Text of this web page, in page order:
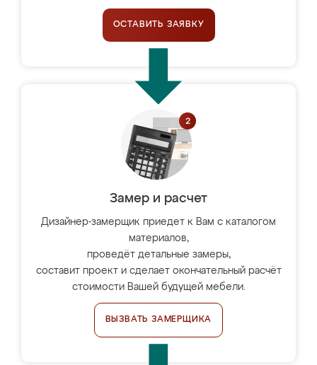
ОСТАВИТЬ ЗАЯВКУ
Замер и расчет
Дизайнер-замерщик приедет к Вам с каталогом
материалов,
проведёт детальные замеры,
составит проект и сделает окончательный расчёт
стоимости Вашей будущей мебели.
ВЫЗВАТЬ ЗАМЕРЩИКА